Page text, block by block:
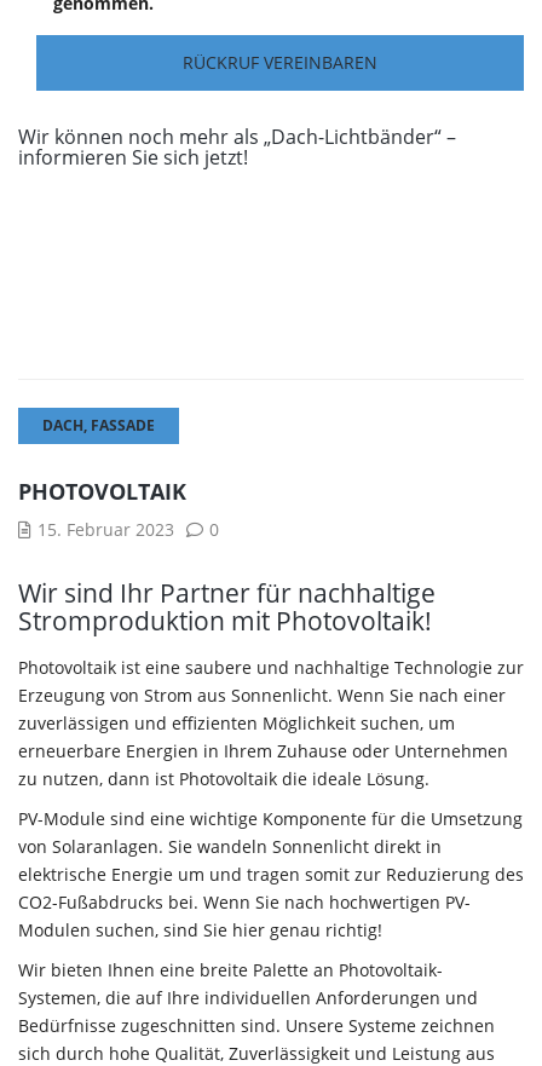
Wir können noch mehr als „Dach-Lichtbänder“ –
informieren Sie sich jetzt!
DACH, FASSADE
PHOTOVOLTAIK
15. Februar 2023 0
Wir sind Ihr Partner für nachhaltige
Stromproduktion mit Photovoltaik!
Photovoltaik ist eine saubere und nachhaltige Technologie zur
Erzeugung von Strom aus Sonnenlicht. Wenn Sie nach einer
zuverlässigen und effizienten Möglichkeit suchen, um
erneuerbare Energien in Ihrem Zuhause oder Unternehmen
zu nutzen, dann ist Photovoltaik die ideale Lösung.
PV-Module sind eine wichtige Komponente für die Umsetzung
von Solaranlagen. Sie wandeln Sonnenlicht direkt in
elektrische Energie um und tragen somit zur Reduzierung des
CO2-Fußabdrucks bei. Wenn Sie nach hochwertigen PV-
Modulen suchen, sind Sie hier genau richtig!
Wir bieten Ihnen eine breite Palette an Photovoltaik-
Systemen, die auf Ihre individuellen Anforderungen und
Bedürfnisse zugeschnitten sind. Unsere Systeme zeichnen
sich durch hohe Qualität, Zuverlässigkeit und Leistung aus